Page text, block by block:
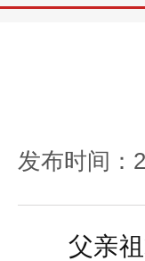
发布时间：
父亲祖